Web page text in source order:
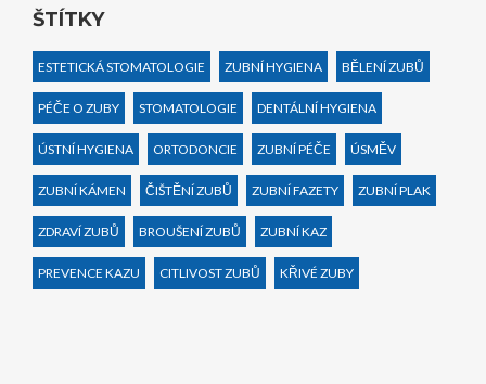
ŠTÍTKY
ESTETICKÁ STOMATOLOGIE ZUBNÍ HYGIENA BĚLENÍ ZUBŮ
PÉČE O ZUBY STOMATOLOGIE DENTÁLNÍ HYGIENA
ÚSTNÍ HYGIENA ORTODONCIE ZUBNÍ PÉČE ÚSMĚV
ZUBNÍ KÁMEN ČIŠTĚNÍ ZUBŮ ZUBNÍ FAZETY ZUBNÍ PLAK
ZDRAVÍ ZUBŮ BROUŠENÍ ZUBŮ ZUBNÍ KAZ
PREVENCE KAZU CITLIVOST ZUBŮ KŘIVÉ ZUBY